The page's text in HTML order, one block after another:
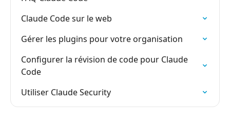
Claude Code sur le web
Gérer les plugins pour votre organisation
Configurer la révision de code pour Claude
Code
Utiliser Claude Security